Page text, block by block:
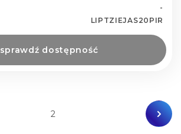
-
LIPTZIEJAS20PIR
sprawdź dostępność
2